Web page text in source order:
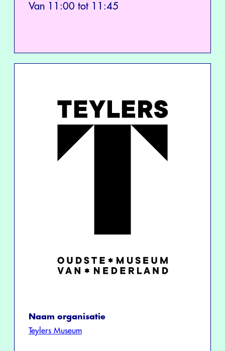
Van 11:00 tot 11:45
Naam organisatie
Teylers Museum